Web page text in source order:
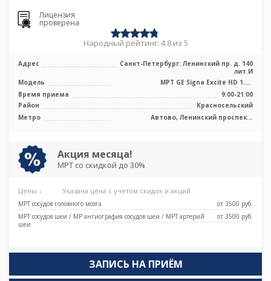
Лицензия
проверена
Народный рейтинг: 4.8 из 5
Адрес
Санкт-Петербург: Ленинский пр. д. 140
лит.И
Модель
МРТ GE Signa Excite HD 1.5T
высокопольный закрытый тип
Время приема
9:00-21:00
Район
Красносельский
Метро
Автово, Ленинский проспект,
Акция месяца!
МРТ со скидкой до 30%
Цены ↓ Указана цена с учетом скидок и акций
МРТ сосудов головного мозга
от 3500 pуб.
МРТ сосудов шеи / МР ангиография сосудов шеи / МРТ артерий
шеи
от 3500 pуб.
ЗАПИСЬ НА ПРИЁМ